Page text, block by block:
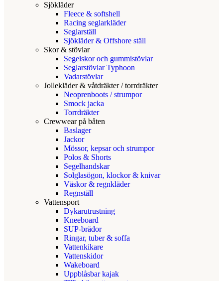
Sjökläder
Fleece & softshell
Racing seglarkläder
Seglarställ
Sjökläder & Offshore ställ
Skor & stövlar
Segelskor och gummistövlar
Seglarstövlar Typhoon
Vadarstövlar
Jollekläder & våtdräkter / torrdräkter
Neoprenboots / strumpor
Smock jacka
Torrdräkter
Crewwear på båten
Baslager
Jackor
Mössor, kepsar och strumpor
Polos & Shorts
Segelhandskar
Solglasögon, klockor & knivar
Väskor & regnkläder
Regnställ
Vattensport
Dykarutrustning
Kneeboard
SUP-brädor
Ringar, tuber & soffa
Vattenkikare
Vattenskidor
Wakeboard
Uppblåsbar kajak